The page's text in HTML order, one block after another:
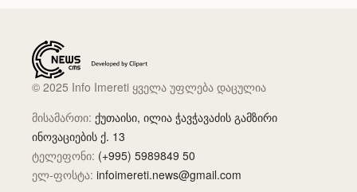
© 2025 Info Imereti ყველა უფლება დაცულია
მისამართი: ქუთაისი, ილია ჭავჭავაძის გამზირი
ინოვაციების ქ. 13
ტელეფონი: (+995) 5989849 50
ელ-ფოსტა: infoimereti.news@gmail.com